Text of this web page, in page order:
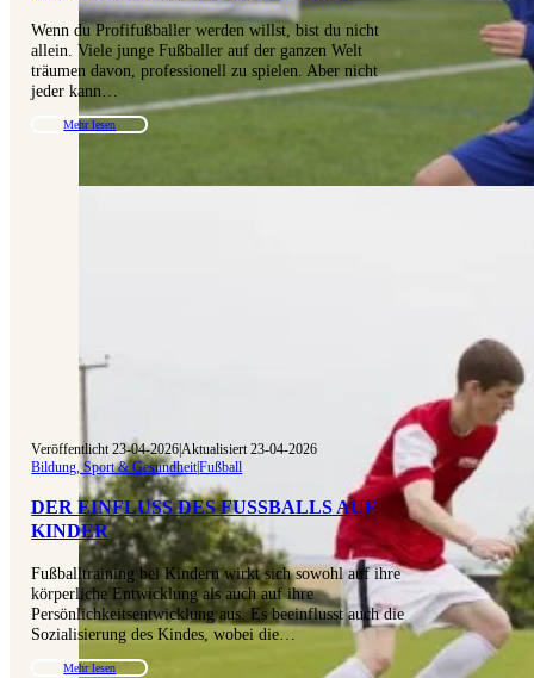
Wenn du Profifußballer werden willst, bist du nicht
allein. Viele junge Fußballer auf der ganzen Welt
träumen davon, professionell zu spielen. Aber nicht
jeder kann…
Mehr lesen
Veröffentlicht 23-04-2026|Aktualisiert 23-04-2026
Bildung, Sport & Gesundheit|Fußball
DER EINFLUSS DES FUSSBALLS AUF K
INDER
Fußballtraining bei Kindern wirkt sich sowohl auf ihre
körperliche Entwicklung als auch auf ihre
Persönlichkeitsentwicklung aus. Es beeinflusst auch die
Sozialisierung des Kindes, wobei die…
Mehr lesen